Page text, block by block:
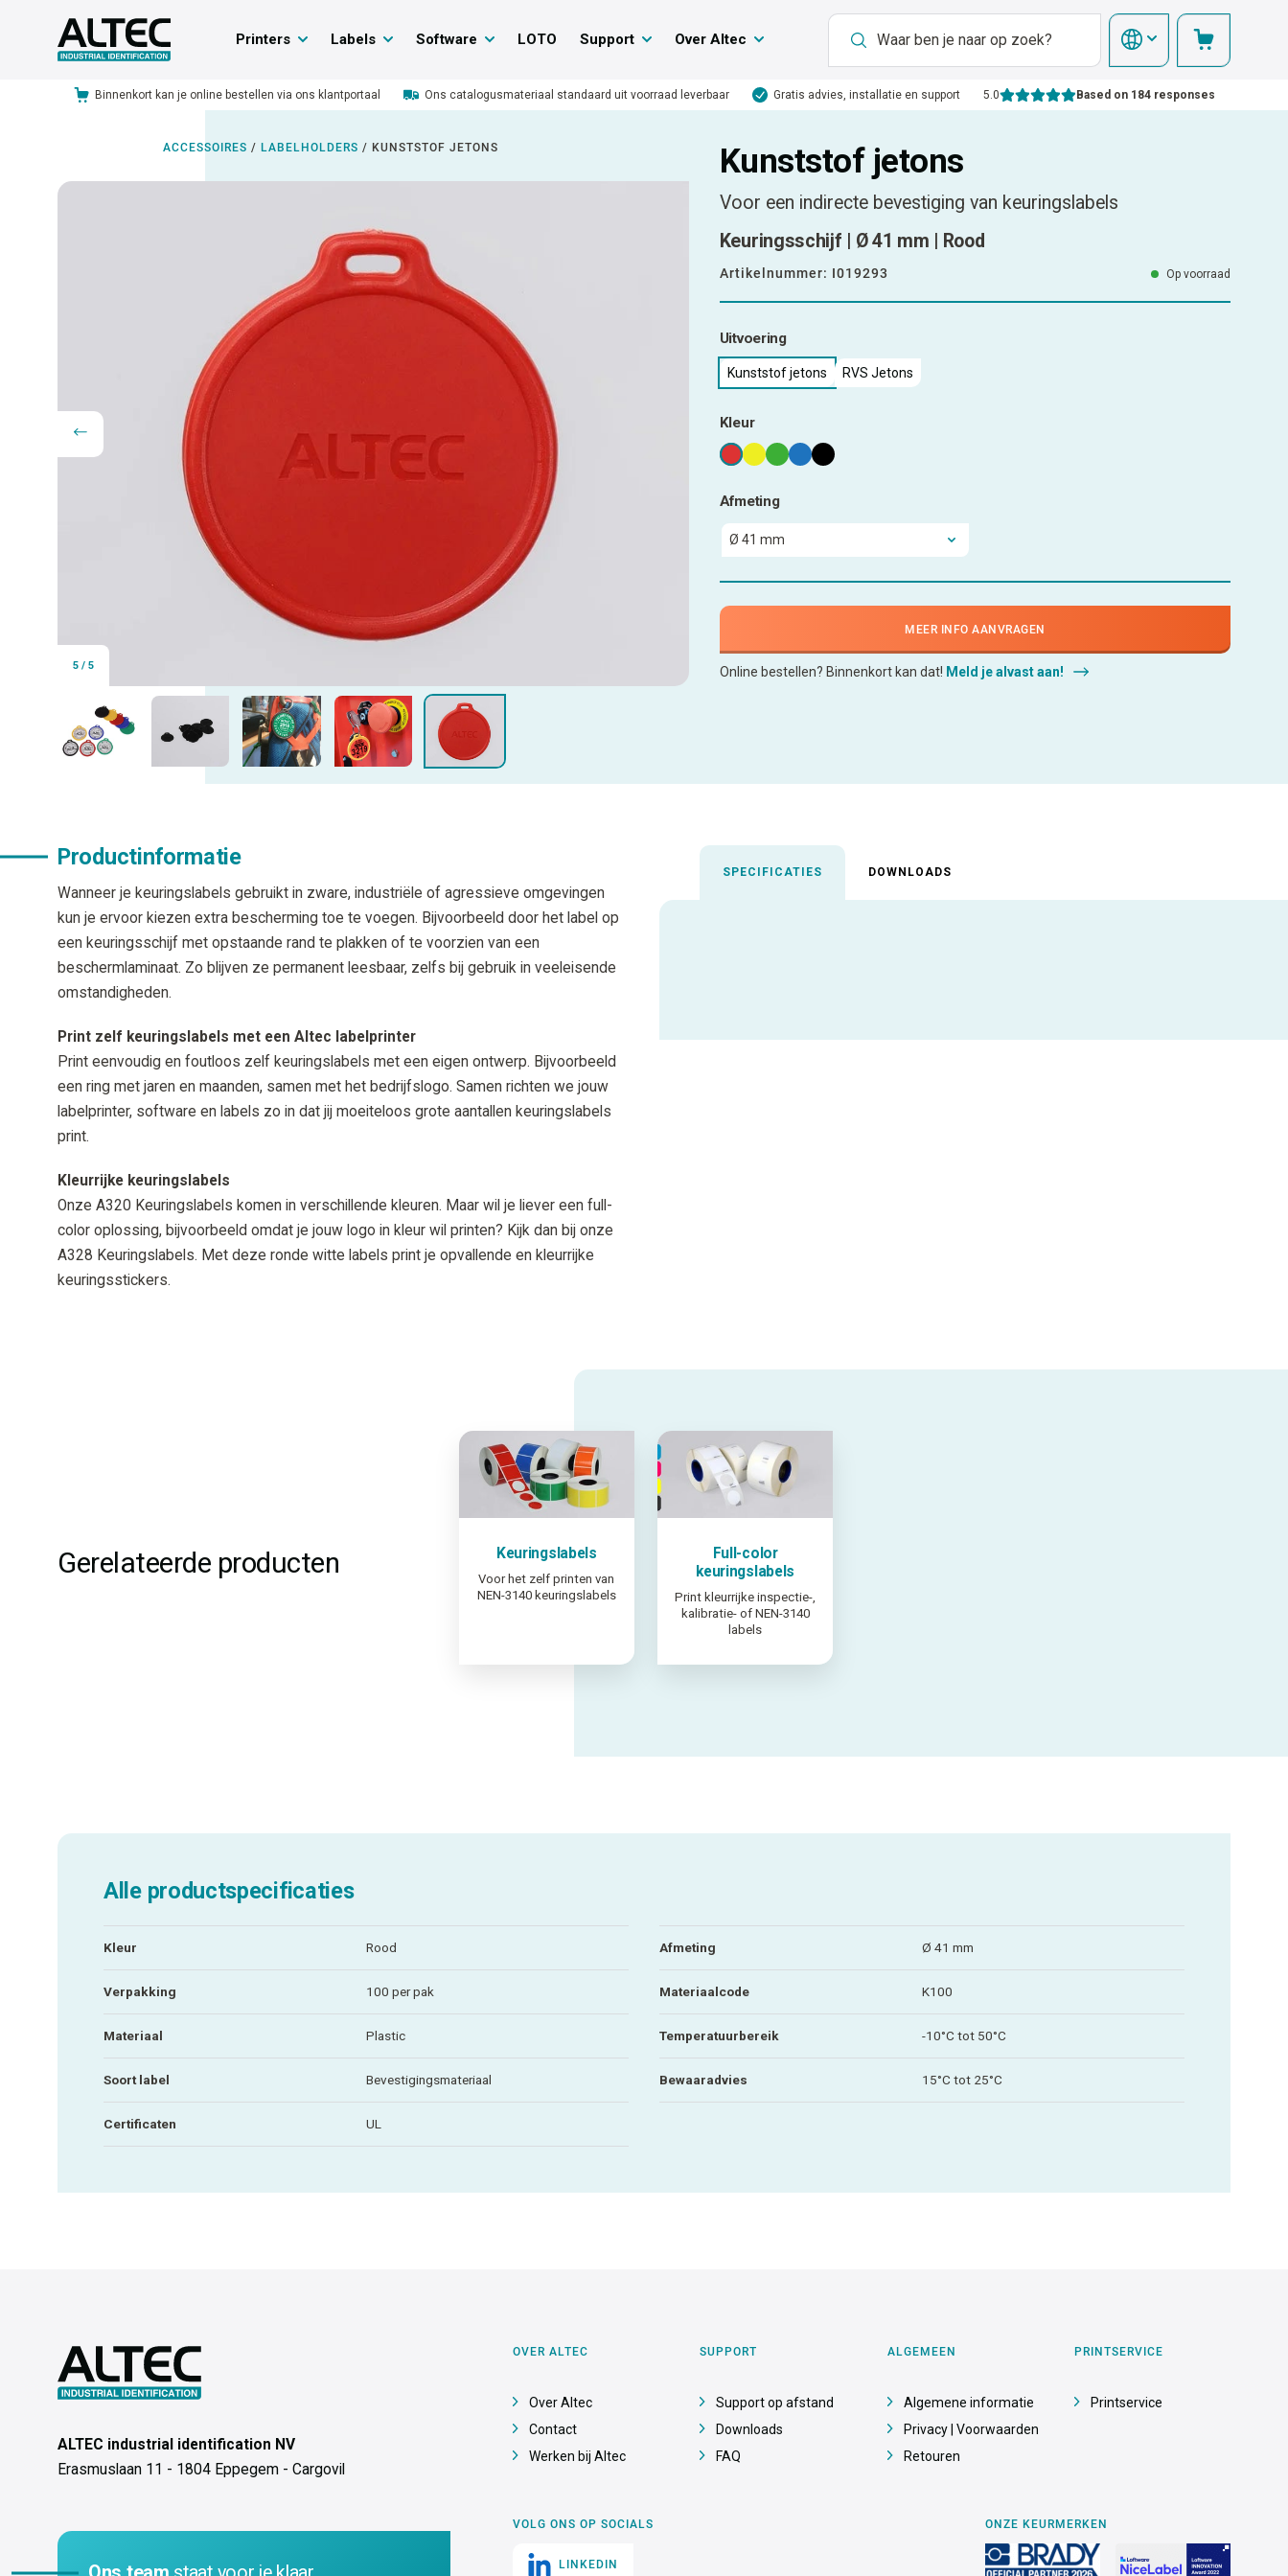
Printers Labels Software LOTO Support Over Altec
Binnenkort kan je online bestellen via ons klantportaal Ons catalogusmateriaal standaard uit voorraad leverbaar Gratis advies, installatie en support 5.0 Based on 184 responses
ACCESSOIRES / LABELHOLDERS / KUNSTSTOF JETONS
5 / 5
Kunststof jetons
Voor een indirecte bevestiging van keuringslabels
Keuringsschijf | Ø 41 mm | Rood
Artikelnummer: I019293 Op voorraad
Uitvoering
Kunststof jetons RVS Jetons
Kleur
Afmeting
MEER INFO AANVRAGEN
Online bestellen? Binnenkort kan dat! Meld je alvast aan!
Productinformatie
Wanneer je keuringslabels gebruikt in zware, industriële of agressieve omgevingen
kun je ervoor kiezen extra bescherming toe te voegen. Bijvoorbeeld door het label op
een keuringsschijf met opstaande rand te plakken of te voorzien van een
beschermlaminaat. Zo blijven ze permanent leesbaar, zelfs bij gebruik in veeleisende
omstandigheden.
Print zelf keuringslabels met een Altec labelprinter
Print eenvoudig en foutloos zelf keuringslabels met een eigen ontwerp. Bijvoorbeeld
een ring met jaren en maanden, samen met het bedrijfslogo. Samen richten we jouw
labelprinter, software en labels zo in dat jij moeiteloos grote aantallen keuringslabels
print.
Kleurrijke keuringslabels
Onze A320 Keuringslabels komen in verschillende kleuren. Maar wil je liever een full-
color oplossing, bijvoorbeeld omdat je jouw logo in kleur wil printen? Kijk dan bij onze
A328 Keuringslabels. Met deze ronde witte labels print je opvallende en kleurrijke
keuringsstickers.
SPECIFICATIES DOWNLOADS
Gerelateerde producten Keuringslabels
Voor het zelf printen van
NEN-3140 keuringslabels
Full-color
keuringslabels
Print kleurrijke inspectie-,
kalibratie- of NEN-3140
labels
Alle productspecificaties
Kleur Rood Afmeting Ø 41 mm
Verpakking 100 per pak Materiaalcode K100
Materiaal Plastic Temperatuurbereik -10°C tot 50°C
Soort label Bevestigingsmateriaal Bewaaradvies 15°C tot 25°C
Certificaten UL
ALTEC industrial identification NV
Erasmuslaan 11 - 1804 Eppegem - Cargovil
OVER ALTEC
Over Altec
Contact
Werken bij Altec
SUPPORT
Support op afstand
Downloads
FAQ
ALGEMEEN
Algemene informatie
Privacy | Voorwaarden
Retouren
PRINTSERVICE
Printservice
VOLG ONS OP SOCIALS
LINKEDIN
ONZE KEURMERKEN